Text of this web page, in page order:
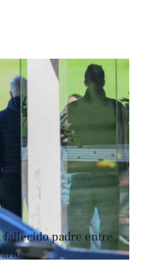
padre entre